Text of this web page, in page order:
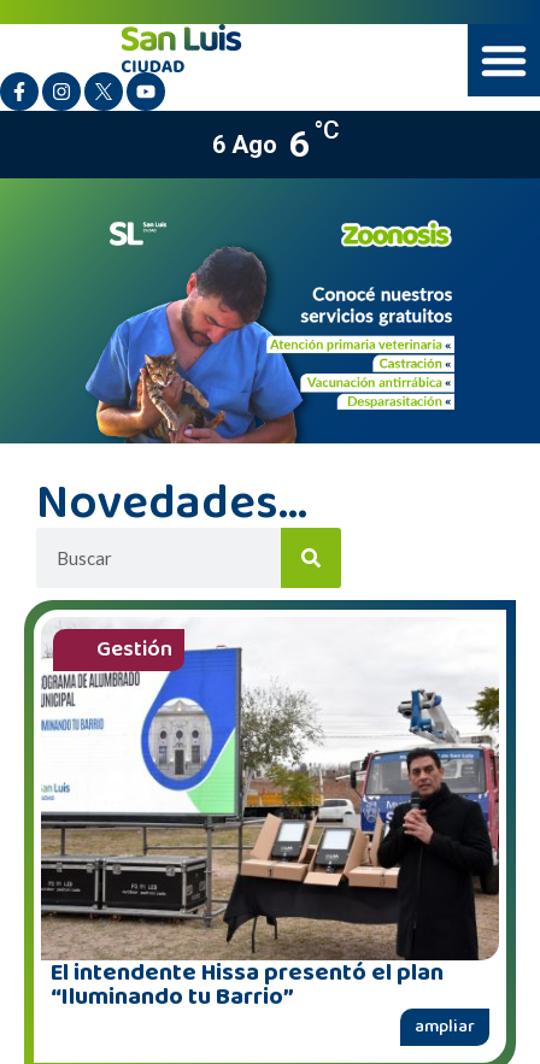
6 Ago 6 °C
Novedades...
Gestión
El intendente Hissa presentó el plan
“Iluminando tu Barrio”
ampliar